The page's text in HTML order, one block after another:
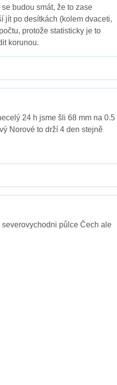
budou smát, že to zase
jít po desítkách (kolem dvaceti,
protože statisticky je to
korunou.
24 h jsme šli 68 mm na 0.5
Norové to drží 4 den stejně
půlce Čech ale